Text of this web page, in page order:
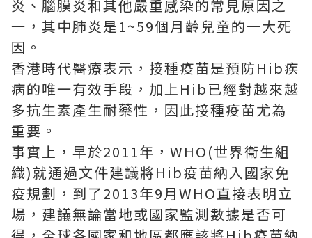
炎、腦膜炎和其他嚴重感染的常見原因之
一，其中肺炎是1~59個月齡兒童的一大死
因。
香港時代醫療表示，接種疫苗是預防Hib疾
病的唯一有效手段，加上Hib已經對越來越
多抗生素產生耐藥性，因此接種疫苗尤為
重要。
事實上，早於2011年，WHO(世界衞生組
織)就通過文件建議將Hib疫苗納入國家免
疫規劃，到了2013年9月WHO直接表明立
場，建議無論當地或國家監測數據是否可